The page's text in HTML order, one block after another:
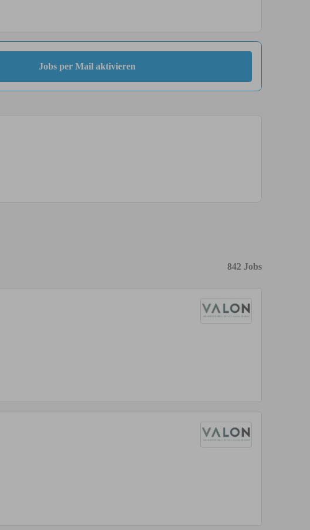
Jobs per Mail aktivieren
842 Jobs